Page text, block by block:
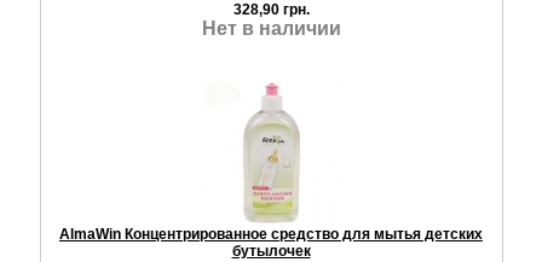
328,90 грн.
Нет в наличии
AlmaWin Концентрированное средство для мытья детских
бутылочек